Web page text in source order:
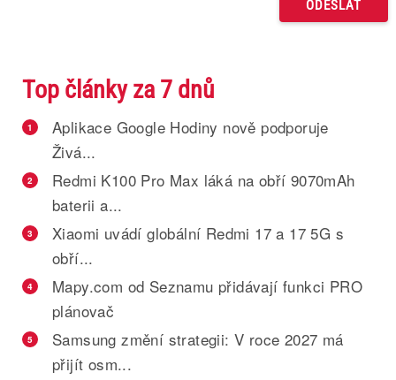
Top články za 7 dnů
1
Aplikace Google Hodiny nově podporuje
Živá...
2
Redmi K100 Pro Max láká na obří 9070mAh
baterii a...
3
Xiaomi uvádí globální Redmi 17 a 17 5G s
obří...
4
Mapy.com od Seznamu přidávají funkci PRO
plánovač
5
Samsung změní strategii: V roce 2027 má
přijít osm...